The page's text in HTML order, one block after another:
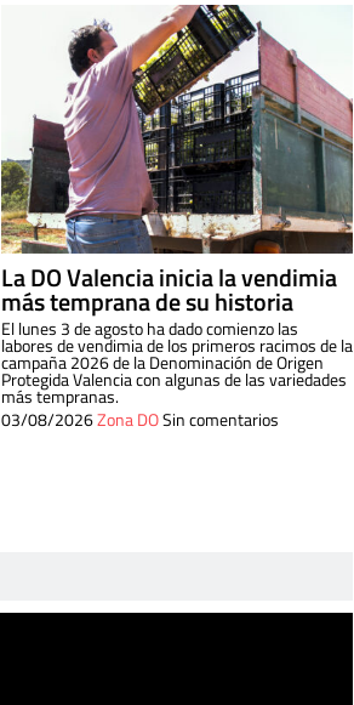
La DO Valencia inicia la vendimia
más temprana de su historia
El lunes 3 de agosto ha dado comienzo las
labores de vendimia de los primeros racimos de la
campaña 2026 de la Denominación de Origen
Protegida Valencia con algunas de las variedades
más tempranas.
03/08/2026Zona DOSin comentarios